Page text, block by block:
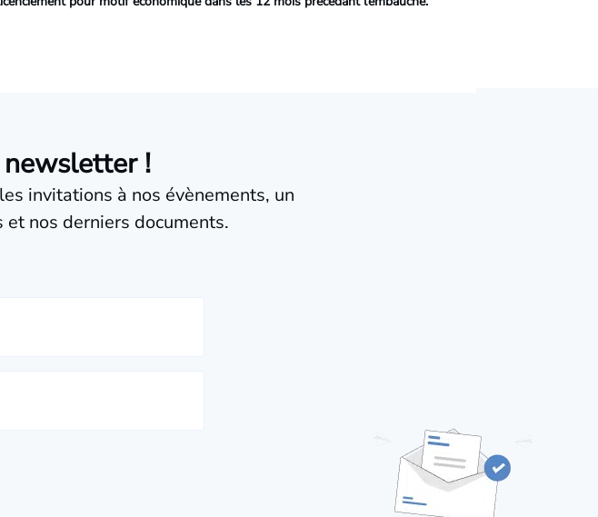
newsletter !
invitations à nos évènements, un
nos derniers documents.